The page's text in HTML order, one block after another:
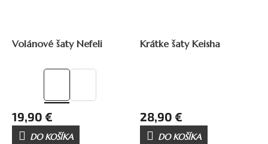
Volánové šaty Nefeli
19,90 €
DO KOŠÍKA
Krátke šaty Keisha
28,90 €
DO KOŠÍKA